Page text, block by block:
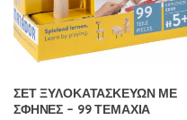
ΣΕΤ ΞΥΛΟΚΑΤΑΣΚΕΥΩΝ ΜΕ
ΣΦΗΝΕΣ – 99 ΤΕΜΑΧΙΑ